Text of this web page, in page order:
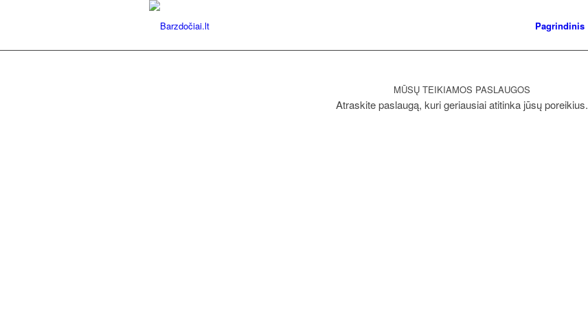
Pagrindinis
MŪSŲ TEIKIAMOS PASLAUGOS
Atraskite paslaugą, kuri geriausiai atitinka jūsų poreikius.